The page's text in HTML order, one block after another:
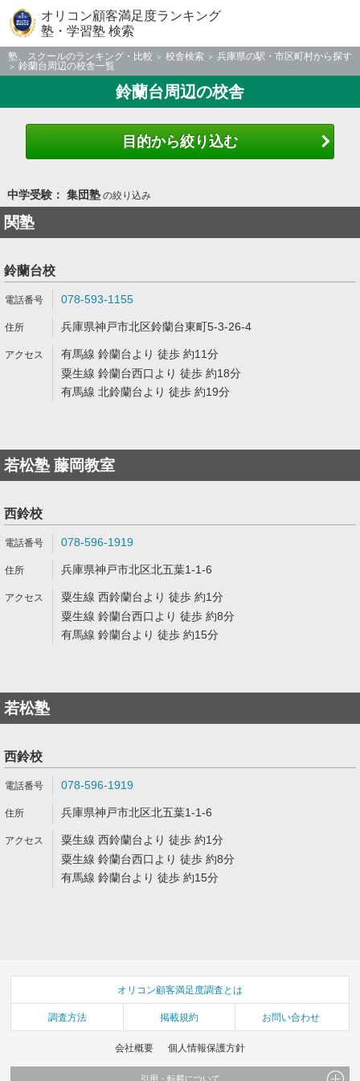
オリコン顧客満足度ランキング
塾・学習塾 検索
塾、スクールのランキング・比較 校舎検索
兵庫県の駅・市区町村から探す
鈴蘭台周辺の校舎一覧
鈴蘭台周辺の校舎
目的から絞り込む
中学受験： 集団塾の絞り込み
関塾
鈴蘭台校
078-593-1155
兵庫県神戸市北区鈴蘭台東町5-3-26-4
有馬線 鈴蘭台より 徒歩 約11分
粟生線 鈴蘭台西口より 徒歩 約18分
有馬線 北鈴蘭台より 徒歩 約19分
若松塾 藤岡教室
西鈴校
078-596-1919
兵庫県神戸市北区北五葉1-1-6
粟生線 西鈴蘭台より 徒歩 約1分
粟生線 鈴蘭台西口より 徒歩 約8分
有馬線 鈴蘭台より 徒歩 約15分
若松塾
西鈴校
078-596-1919
兵庫県神戸市北区北五葉1-1-6
粟生線 西鈴蘭台より 徒歩 約1分
粟生線 鈴蘭台西口より 徒歩 約8分
有馬線 鈴蘭台より 徒歩 約15分
オリコン顧客満足度調査とは
調査方法 掲載規約 お問い合わせ
会社概要 個人情報保護方針
引用・転載について